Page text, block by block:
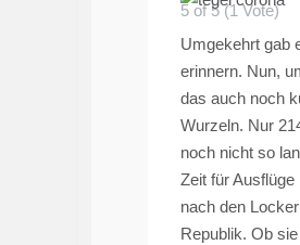
5 of 5 (1 Vote)
Umgekehrt gab
erinnern. Nun,
das auch noch
Wurzeln. Nur
noch nicht so
Zeit für
nach den
Republik. Ob